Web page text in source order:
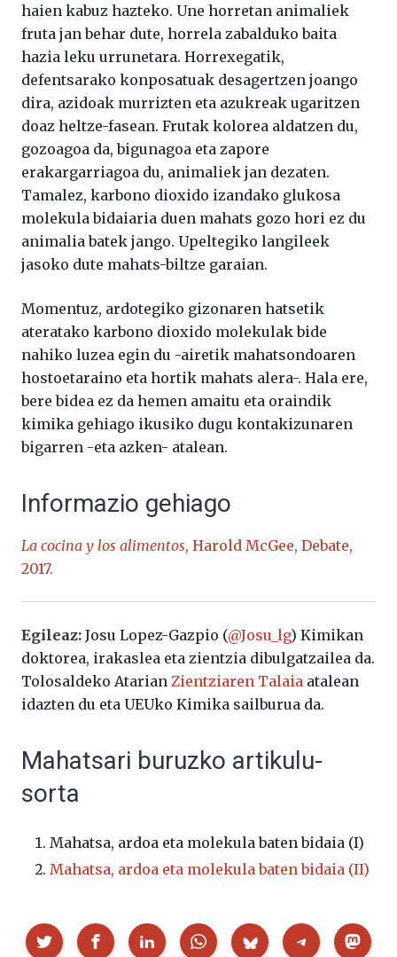
haien kabuz hazteko. Une horretan animaliek
fruta jan behar dute, horrela zabalduko baita
hazia leku urrunetara. Horrexegatik,
defentsarako konposatuak desagertzen joango
dira, azidoak murrizten eta azukreak ugaritzen
doaz heltze-fasean. Frutak kolorea aldatzen du,
gozoagoa da, bigunagoa eta zapore
erakargarriagoa du, animaliek jan dezaten.
Tamalez, karbono dioxido izandako glukosa
molekula bidaiaria duen mahats gozo hori ez du
animalia batek jango. Upeltegiko langileek
jasoko dute mahats-biltze garaian.
Momentuz, ardotegiko gizonaren hatsetik
ateratako karbono dioxido molekulak bide
nahiko luzea egin du -airetik mahatsondoaren
hostoetaraino eta hortik mahats alera-. Hala ere,
bere bidea ez da hemen amaitu eta oraindik
kimika gehiago ikusiko dugu kontakizunaren
bigarren -eta azken- atalean.
Informazio gehiago
La cocina y los alimentos, Harold McGee, Debate,
2017.
Egileaz: Josu Lopez-Gazpio (@Josu_lg) Kimikan
doktorea, irakaslea eta zientzia dibulgatzailea da.
Tolosaldeko Atarian Zientziaren Talaia atalean
idazten du eta UEUko Kimika sailburua da.
Mahatsari buruzko artikulu-
sorta
Mahatsa, ardoa eta molekula baten bidaia (I)
Mahatsa, ardoa eta molekula baten bidaia (II)
Partekatu